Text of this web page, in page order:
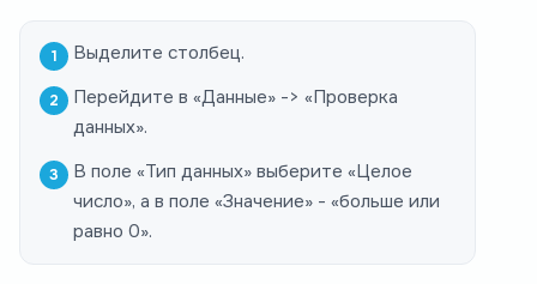
Выделите столбец.
Перейдите в «Данные» -> «Проверка
данных».
В поле «Тип данных» выберите «Целое
число», а в поле «Значение» - «больше или
равно 0».